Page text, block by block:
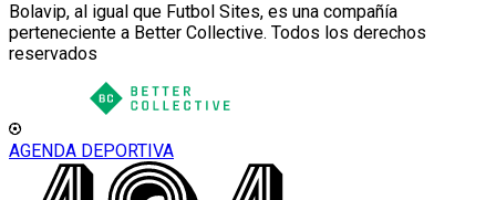
Bolavip, al igual que Futbol Sites, es una compañía
perteneciente a Better Collective. Todos los derechos
reservados
AGENDA DEPORTIVA